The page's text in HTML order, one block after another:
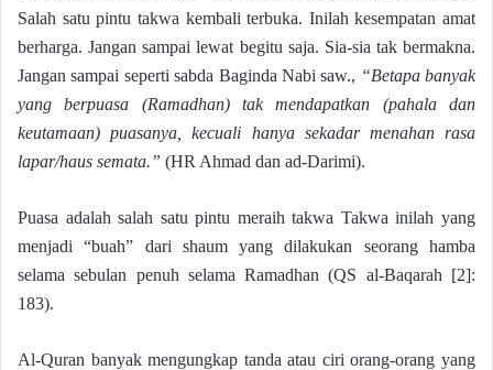
Salah satu pintu takwa kembali terbuka. Inilah kesempatan amat
berharga. Jangan sampai lewat begitu saja. Sia-sia tak bermakna.
Jangan sampai seperti sabda Baginda Nabi saw., “Betapa banyak
yang berpuasa (Ramadhan) tak mendapatkan (pahala dan
keutamaan) puasanya, kecuali hanya sekadar menahan rasa
lapar/haus semata.” (HR Ahmad dan ad-Darimi).
Puasa adalah salah satu pintu meraih takwa Takwa inilah yang
menjadi “buah” dari shaum yang dilakukan seorang hamba
selama sebulan penuh selama Ramadhan (QS al-Baqarah [2]:
183).
Al-Quran banyak mengungkap tanda atau ciri orang-orang yang